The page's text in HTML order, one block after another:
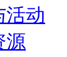
活动
源